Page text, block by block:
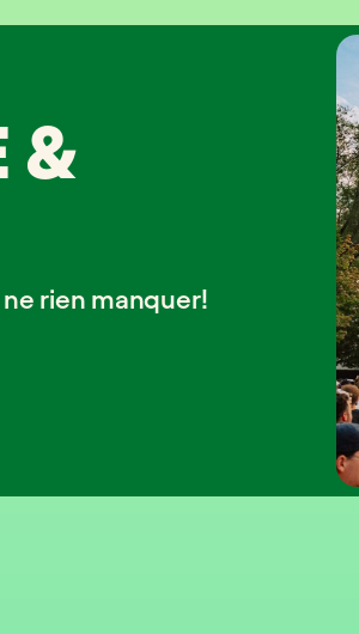
&
rien manquer!